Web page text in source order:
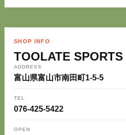
SHOP INFO
TOOLATE SPORTS
ADDRESS
富山県富山市南田町1-5-5
TEL
076-425-5422
OPEN